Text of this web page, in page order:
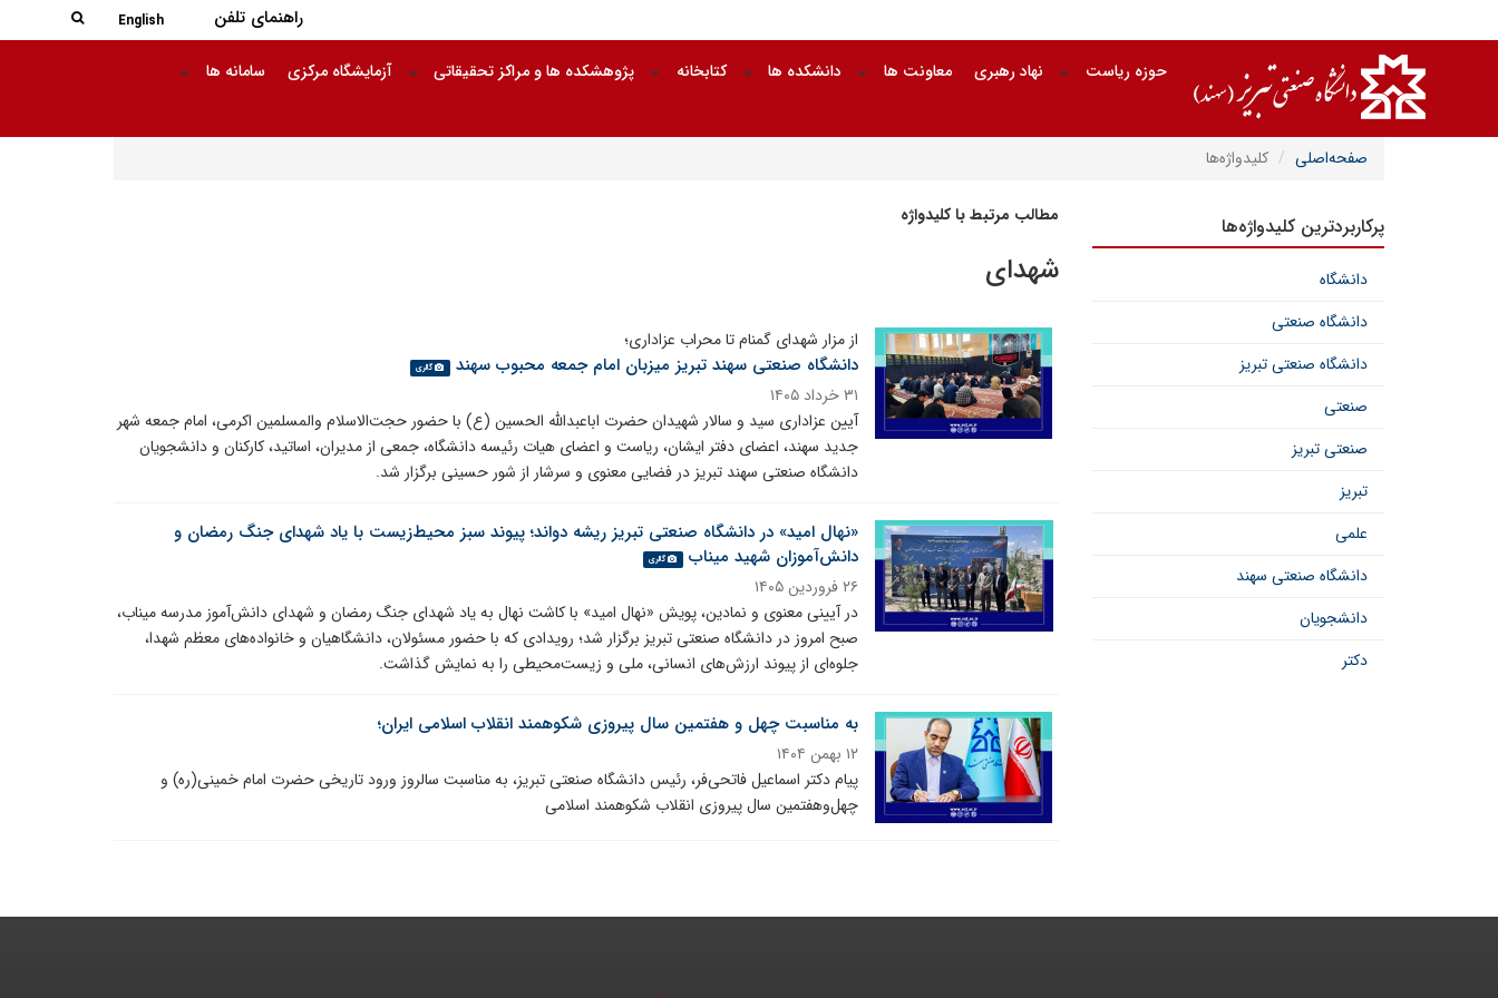
راهنمای تلفن جستجو English
حوزه ریاست نهاد رهبری معاونت ها دانشکده ها کتابخانه پژوهشکده ها و مراکز تحقیقاتی آزمایشگاه مرکزی سامانه ها
صفحه‌اصلی کلیدواژه‌ها
مطالب مرتبط با کلیدواژه
شهدای
از مزار شهدای گمنام تا محراب عزاداری؛
دانشگاه صنعتی سهند تبریز میزبان امام جمعه محبوب سهند گالری
۳۱ خرداد ۱۴۰۵
آیین عزاداری سید و سالار شهیدان حضرت اباعبدالله الحسین (ع) با حضور حجت‌الاسلام والمسلمین اکرمی، امام جمعه شهر
جدید سهند، اعضای دفتر ایشان، ریاست و اعضای هیات رئیسه دانشگاه، جمعی از مدیران، اساتید، کارکنان و دانشجویان
دانشگاه صنعتی سهند تبریز در فضایی معنوی و سرشار از شور حسینی برگزار شد.
«نهال امید» در دانشگاه صنعتی تبریز ریشه دواند؛ پیوند سبز محیط‌زیست با یاد شهدای جنگ رمضان و
دانش‌آموزان شهید میناب
گالری
۲۶ فروردین ۱۴۰۵
در آیینی معنوی و نمادین، پویش «نهال امید» با کاشت نهال به یاد شهدای جنگ رمضان و شهدای دانش‌آموز مدرسه میناب،
صبح امروز در دانشگاه صنعتی تبریز برگزار شد؛ رویدادی که با حضور مسئولان، دانشگاهیان و خانواده‌های معظم شهدا،
جلوه‌ای از پیوند ارزش‌های انسانی، ملی و زیست‌محیطی را به نمایش گذاشت.
به مناسبت چهل و هفتمین سال پیروزی شکوهمند انقلاب اسلامی ایران؛
۱۲ بهمن ۱۴۰۴
پیام دکتر اسماعیل فاتحی‌فر، رئیس دانشگاه صنعتی تبریز، به مناسبت سالروز ورود تاریخی حضرت امام خمینی(ره) و
چهل‌وهفتمین سال پیروزی انقلاب شکوهمند اسلامی
پرکاربردترین کلیدواژه‌ها
دانشگاه
دانشگاه صنعتی
دانشگاه صنعتی تبریز
صنعتی
صنعتی تبریز
تبریز
علمی
دانشگاه صنعتی سهند
دانشجویان
دکتر